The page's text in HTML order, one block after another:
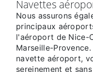
Navettes
Nous assurons
principaux
l'aéroport de Nice-
Marseille-
navette aéroport,
sereinement et